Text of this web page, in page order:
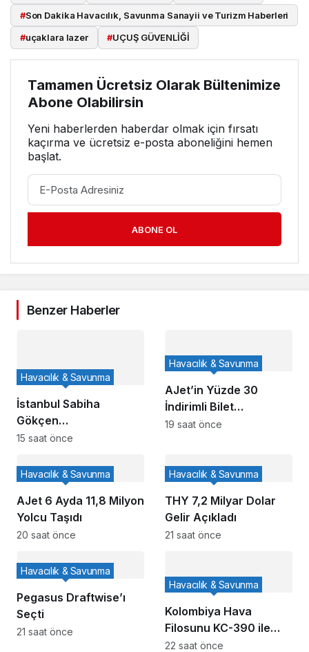
#Son Dakika Havacılık, Savunma Sanayii ve Turizm Haberleri
#uçaklara lazer #UÇUŞ GÜVENLİĞİ
Tamamen Ücretsiz Olarak Bültenimize
Abone Olabilirsin
Yeni haberlerden haberdar olmak için fırsatı
kaçırma ve ücretsiz e-posta aboneliğini hemen
başlat.
ABONE OL
Benzer Haberler
İstanbul Sabiha
Gökçen
Havalimanı’nda Hayat
Havacılık & Savunma
15 saat önce
AJet’in Yüzde 30
İndirimli Bilet
Kampanyası Başladı
Havacılık & Savunma
19 saat önce
AJet 6 Ayda 11,8 Milyon
Yolcu Taşıdı
Havacılık & Savunma
20 saat önce
THY 7,2 Milyar Dolar
Gelir Açıkladı
Havacılık & Savunma
21 saat önce
Pegasus Draftwise’ı
Seçti
Havacılık & Savunma
21 saat önce
Kolombiya Hava
Filosunu KC-390 ile
Yeniliyor
Havacılık & Savunma
22 saat önce